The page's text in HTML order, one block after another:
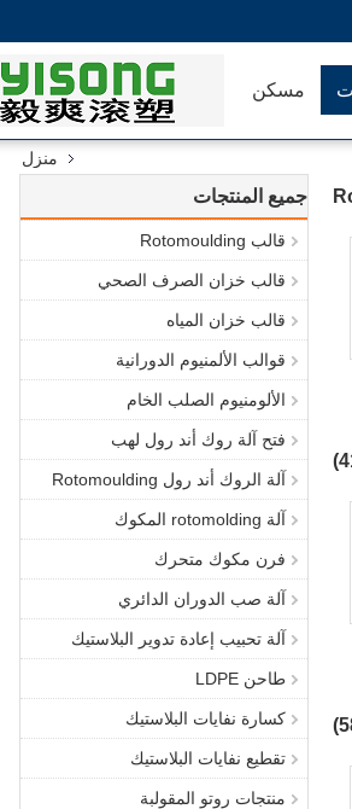
مسكن
منزل
جميع المنتجات
قالب Rotomoulding
قالب خزان الصرف الصحي
قالب خزان المياه
قوالب الألمنيوم الدورانية
الألومنيوم الصلب الخام
فتح آلة روك أند رول لهب
آلة الروك أند رول Rotomoulding
آلة rotomolding المكوك
فرن مكوك متحرك
آلة صب الدوران الدائري
آلة تحبيب إعادة تدوير البلاستيك
طاحن LDPE
كسارة نفايات البلاستيك
تقطيع نفايات البلاستيك
منتجات روتو المقولبة